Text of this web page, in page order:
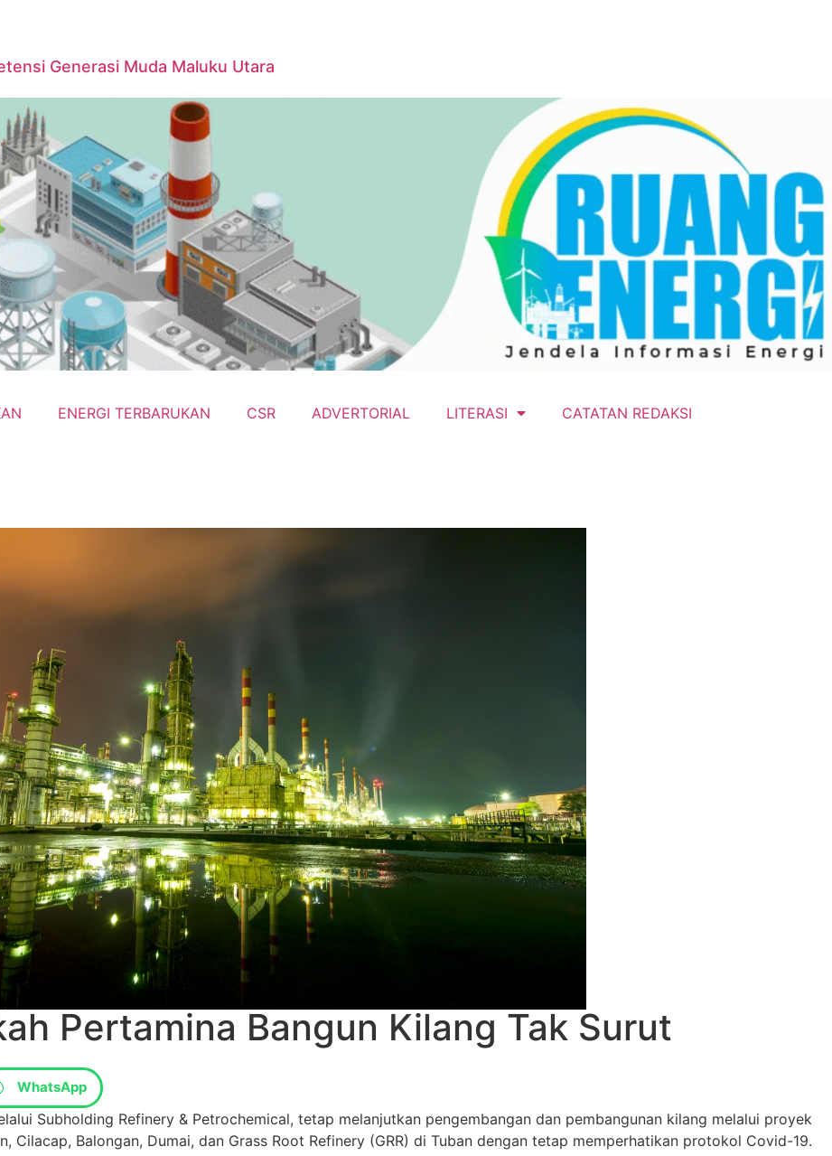
Generasi Muda Maluku Utara
ENERGI TERBARUKAN CSR ADVERTORIAL LITERASI CATATAN REDAKSI
Pertamina Bangun Kilang Tak Surut
WhatsApp
Subholding Refinery & Petrochemical, tetap melanjutkan pengembangan dan pembangunan kilang melalui proyek
Cilacap, Balongan, Dumai, dan Grass Root Refinery (GRR) di Tuban dengan tetap memperhatikan protokol Covid-19.